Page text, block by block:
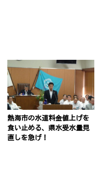
熱海市の水道料金値上げを
食い止める、県水受水量見
直しを急げ！